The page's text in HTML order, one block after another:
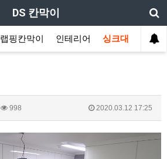
DS 칸막이
랩핑칸막이 인테리어 싱크대
998 2020.03.12 17:25